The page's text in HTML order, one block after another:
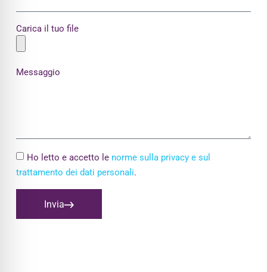
Carica il tuo file
Messaggio
Ho letto e accetto le norme sulla privacy e sul
trattamento dei dati personali.
Invia